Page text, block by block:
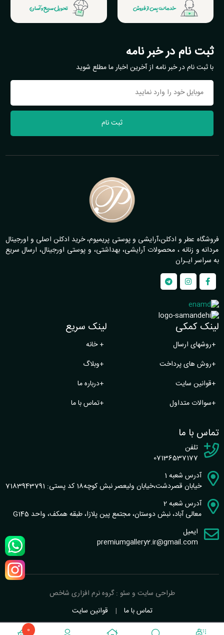
0
خدمات پس از فروش تحویل سریع و آسان
ثبت نام در خبر نامه
با ثبت نام در خبر نامه از آخرین اخبار ما مطلع شوید
ثبت نام
فروشگاه عطر و ادکلن،آرایشی و پوستی پریمیوم، خرید ادکلن اصلی و اورجینال
مردانه و زنانه ، محصولات آرایشی، بهداشتی، و پوستی اورجینال، ارسال سریع
به سراسر ایـران
لینک کمکی
+روشهای ارسال
+روش های پرداخت
+قوانین سایت
+سوالات متداول
لینک سریع
+خانه
+وبلاگ
+درباره ما
+تماس با ما
تماس با ما
تلفن
07136537177
آدرس شعبه 1
خیابان قصردشت،خیابان ولیعصر نبش کوچه18 کد پستی: 7183943791
آدرس شعبه 2
معالی آباد، نبش دوستان، مجتمع پین پلازا، طبقه همکف، واحد G145
ایمیل
premiumgallery2.ir@gmail.com
طراحی سایت و سئو : گروه نرم افزاری شاخص
تماس با ما
| قوانین سایت